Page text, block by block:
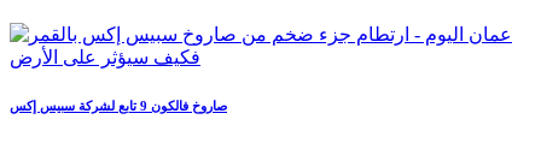
صاروخ فالكون 9 تابع لشركة سبيس إكس